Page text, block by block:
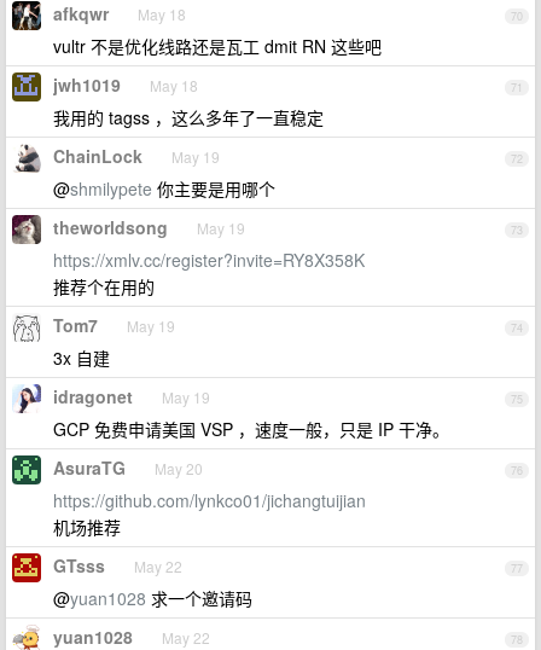
70
afkqwr May 18
vultr 不是优化线路还是瓦工 dmit RN 这些吧
71
jwh1019 May 18
我用的 tagss ，这么多年了一直稳定
72
ChainLock May 19
@shmilypete 你主要是用哪个
73
theworldsong May 19
https://xmlv.cc/register?invite=RY8X358K
推荐个在用的
74
Tom7 May 19
3x 自建
75
idragonet May 19
GCP 免费申请美国 VSP ，速度一般，只是 IP 干净。
76
AsuraTG May 20
https://github.com/lynkco01/jichangtuijian
机场推荐
77
GTsss May 22
@yuan1028 求一个邀请码
78
yuan1028 May 22